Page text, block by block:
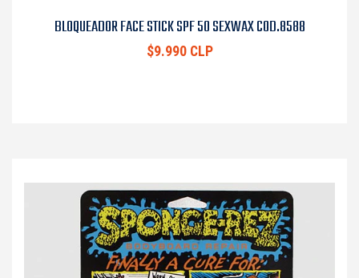
BLOQUEADOR FACE STICK SPF 50 SEXWAX COD.8588
$9.990 CLP